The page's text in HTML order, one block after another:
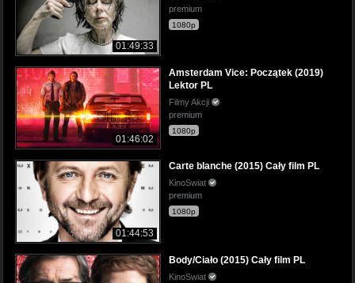
01:49:33
premium
1080p
01:46:02
Amsterdam Vice: Początek (2019)
Lektor PL
Filmy Akcji
premium
1080p
01:44:53
Carte blanche (2015) Cały film PL
KinoSwiat
premium
1080p
Body/Ciało (2015) Cały film PL
KinoSwiat